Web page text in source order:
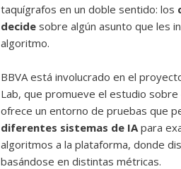
taquígrafos en un doble sentido: los
decide sobre algún asunto que les
algoritmo.
BBVA está involucrado en el
Lab, que promueve el estudio
ofrece un entorno de pruebas que
diferentes sistemas de IA para
algoritmos a la plataforma, donde
basándose en distintas métricas.